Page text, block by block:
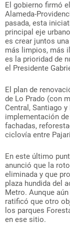
El gobierno firmó
Alameda-
pasada, esta
principal eje
es crear juntos
más limpios, más
es la prioridad de
el Presidente
El plan de
de Lo Prado (con
Central, Santiago
implementación
fachadas,
ciclovía entre
En este último
anunció que la
eliminada y que
plaza hundida del
Metro. Aunque
ratificó que otro
los parques
en ese sitio.